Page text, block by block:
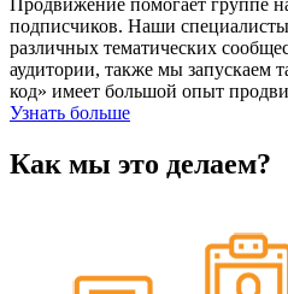
подписчиков. Наши
различных тематических
аудитории, также мы запускаем
код» имеет большой опыт
Узнать больше
Как мы это делаем?